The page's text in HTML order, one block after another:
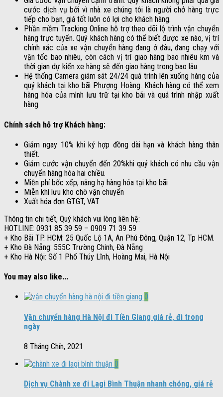
cước dịch vụ bởi vì nhà xe chúng tôi là người chở hàng trực
tiếp cho bạn, giá tốt luôn có lợi cho khách hàng.
Phần mềm Tracking Online hỗ trợ theo dõi lộ trình vận chuyển
hàng trực tuyến. Quý khách hàng có thể biết được xe nào, vị trí
chính xác của xe vận chuyển hàng đang ở đâu, đang chạy với
vận tốc bao nhiêu, còn cách vị trí giao hàng bao nhiêu km và
thời gian dự kiến xe hàng sẽ đến giao hàng trong bao lâu.
Hệ thống Camera giám sát 24/24 quá trình lên xuống hàng của
quý khách tại kho bãi Phượng Hoàng. Khách hàng có thể xem
hàng hóa của mình lưu trữ tại kho bãi và quá trình nhập xuất
hàng
Chính sách hỗ trợ Khách hàng:
Giảm ngay 10% khi ký hợp đồng dài hạn và khách hàng thân
thiết.
Giảm cước vận chuyển đến 20%khi quý khách có nhu cầu vận
chuyển hàng hóa hai chiều.
Miễn phí bốc xếp, nâng hạ hàng hóa tại kho bãi
Miễn khí lưu kho chờ vận chuyển
Xuất hóa đơn GTGT, VAT
Thông tin chi tiết, Quý khách vui lòng liên hệ:
HOTLINE: 0931 85 39 59 – 0909 71 39 59
+ Kho Bãi TP. HCM: 25 Quốc Lộ 1A, An Phú Đông, Quận 12, Tp HCM.
+ Kho Đà Nẵng: 555C Trường Chinh, Đà Nẵng
+ Kho Hà Nội: Số 1 Phố Thúy Lĩnh, Hoàng Mai, Hà Nội
You may also like...
0
Vận chuyển hàng Hà Nội đi Tiền Giang giá rẻ, đi trong
ngày
8 Tháng Chín, 2021
0
Dịch vụ Chành xe đi Lagi Bình Thuận nhanh chóng, giá rẻ